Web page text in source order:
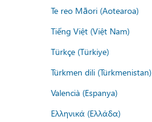
Te reo Māori (Aotearoa)
Tiếng Việt (Việt Nam)
Türkçe (Türkiye)
Türkmen dili (Türkmenistan)
Valencià (Espanya)
Ελληνικά (Ελλάδα)